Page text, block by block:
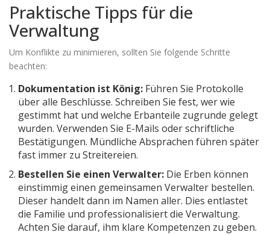
Praktische Tipps für die
Verwaltung
Um Konflikte zu minimieren, sollten Sie folgende Schritte
beachten:
Dokumentation ist König: Führen Sie Protokolle
über alle Beschlüsse. Schreiben Sie fest, wer wie
gestimmt hat und welche Erbanteile zugrunde gelegt
wurden. Verwenden Sie E-Mails oder schriftliche
Bestätigungen. Mündliche Absprachen führen später
fast immer zu Streitereien.
Bestellen Sie einen Verwalter: Die Erben können
einstimmig einen gemeinsamen Verwalter bestellen.
Dieser handelt dann im Namen aller. Dies entlastet
die Familie und professionalisiert die Verwaltung.
Achten Sie darauf, ihm klare Kompetenzen zu geben.